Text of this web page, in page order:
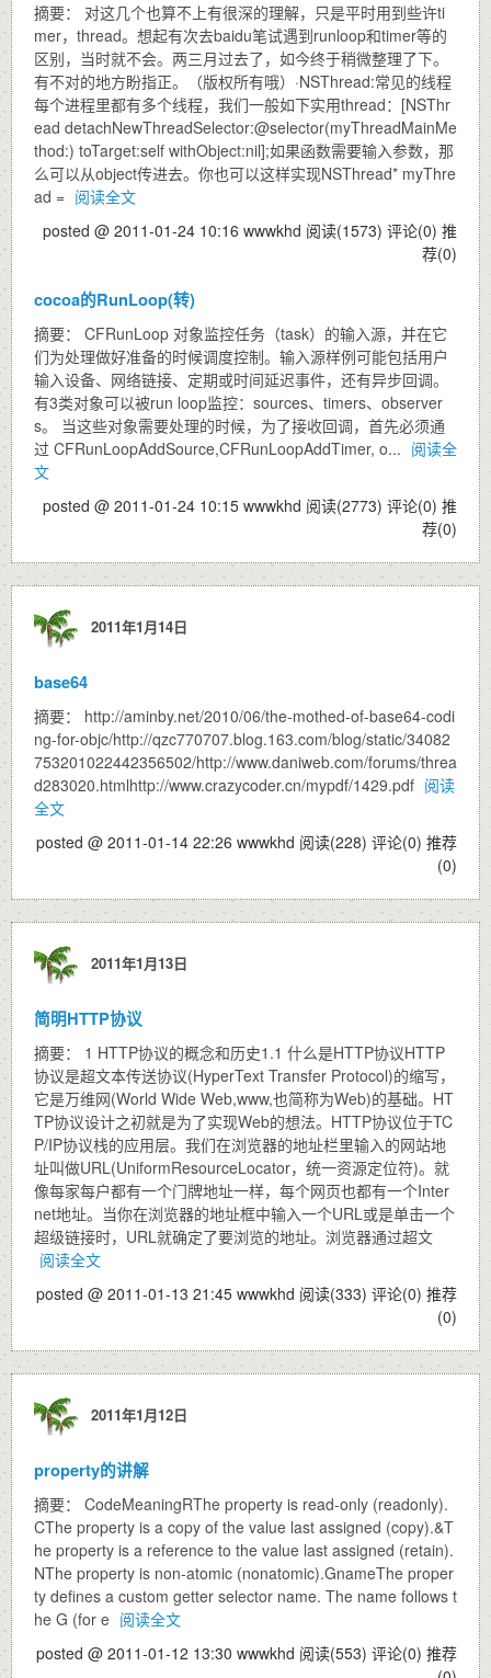
摘要： 对这几个也算不上有很深的理解，只是平时用到些许ti
mer，thread。想起有次去baidu笔试遇到runloop和timer等的
区别，当时就不会。两三月过去了，如今终于稍微整理了下。
有不对的地方盼指正。（版权所有哦）·NSThread:常见的线程
每个进程里都有多个线程，我们一般如下实用thread：[NSThr
ead detachNewThreadSelector:@selector(myThreadMainMe
thod:) toTarget:self withObject:nil];如果函数需要输入参数，那
么可以从object传进去。你也可以这样实现NSThread* myThre
ad = 阅读全文
posted @ 2011-01-24 10:16 wwwkhd 阅读(1573) 评论(0) 推
荐(0)
cocoa的RunLoop(转)
摘要： CFRunLoop 对象监控任务（task）的输入源，并在它
们为处理做好准备的时候调度控制。输入源样例可能包括用户
输入设备、网络链接、定期或时间延迟事件，还有异步回调。
有3类对象可以被run loop监控：sources、timers、observer
s。 当这些对象需要处理的时候，为了接收回调，首先必须通
过 CFRunLoopAddSource,CFRunLoopAddTimer, o... 阅读全
文
posted @ 2011-01-24 10:15 wwwkhd 阅读(2773) 评论(0) 推
荐(0)
2011年1月14日
base64
摘要： http://aminby.net/2010/06/the-mothed-of-base64-codi
ng-for-objc/http://qzc770707.blog.163.com/blog/static/34082
753201022442356502/http://www.daniweb.com/forums/threa
d283020.htmlhttp://www.crazycoder.cn/mypdf/1429.pdf 阅读
全文
posted @ 2011-01-14 22:26 wwwkhd 阅读(228) 评论(0) 推荐
(0)
2011年1月13日
简明HTTP协议
摘要： 1 HTTP协议的概念和历史1.1 什么是HTTP协议HTTP
协议是超文本传送协议(HyperText Transfer Protocol)的缩写，
它是万维网(World Wide Web,www,也简称为Web)的基础。HT
TP协议设计之初就是为了实现Web的想法。HTTP协议位于TC
P/IP协议栈的应用层。我们在浏览器的地址栏里输入的网站地
址叫做URL(UniformResourceLocator，统一资源定位符)。就
像每家每户都有一个门牌地址一样，每个网页也都有一个Inter
net地址。当你在浏览器的地址框中输入一个URL或是单击一个
超级链接时，URL就确定了要浏览的地址。浏览器通过超文
阅读全文
posted @ 2011-01-13 21:45 wwwkhd 阅读(333) 评论(0) 推荐
(0)
2011年1月12日
property的讲解
摘要： CodeMeaningRThe property is read-only (readonly).
CThe property is a copy of the value last assigned (copy).&T
he property is a reference to the value last assigned (retain).
NThe property is non-atomic (nonatomic).GnameThe proper
ty defines a custom getter selector name. The name follows t
he G (for e 阅读全文
posted @ 2011-01-12 13:30 wwwkhd 阅读(553) 评论(0) 推荐